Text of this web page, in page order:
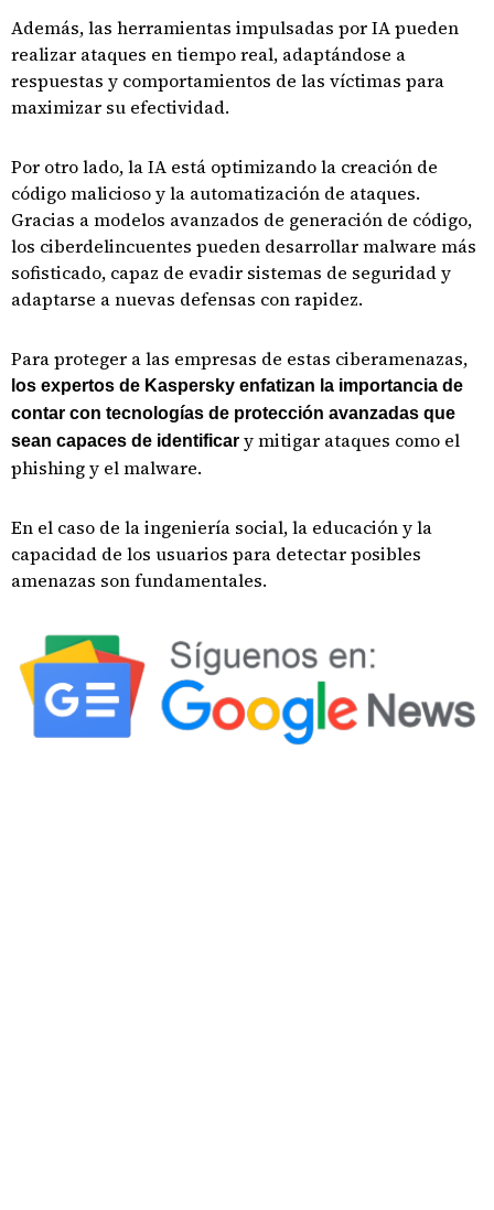
Además, las herramientas impulsadas por IA pueden
realizar ataques en tiempo real, adaptándose a
respuestas y comportamientos de las víctimas para
maximizar su efectividad.
Por otro lado, la IA está optimizando la creación de
código malicioso y la automatización de ataques.
Gracias a modelos avanzados de generación de código,
los ciberdelincuentes pueden desarrollar malware más
sofisticado, capaz de evadir sistemas de seguridad y
adaptarse a nuevas defensas con rapidez.
Para proteger a las empresas de estas ciberamenazas,
los expertos de Kaspersky enfatizan la importancia de
contar con tecnologías de protección avanzadas que
sean capaces de identificar y mitigar ataques como el
phishing y el malware.
En el caso de la ingeniería social, la educación y la
capacidad de los usuarios para detectar posibles
amenazas son fundamentales.